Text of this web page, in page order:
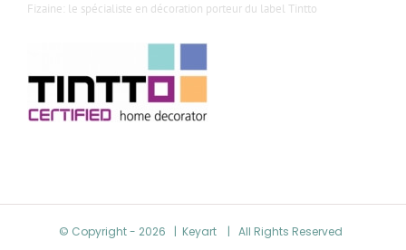
Fizaine: le spécialiste en décoration porteur du label Tintto
© Copyright - 2026 | Keyart | All Rights Reserved